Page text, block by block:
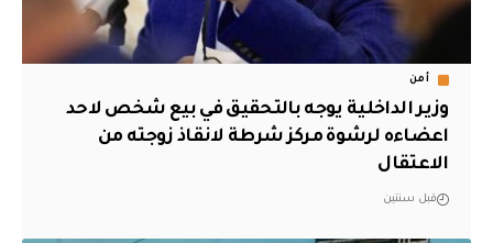
أمن
وزير الداخلية يوجه بالتحقيق في بيع شخص لاحد
اعضاءه لرشوة مركز شرطة لانقاذ زوجته من
الاعتقال
قبل سنتين